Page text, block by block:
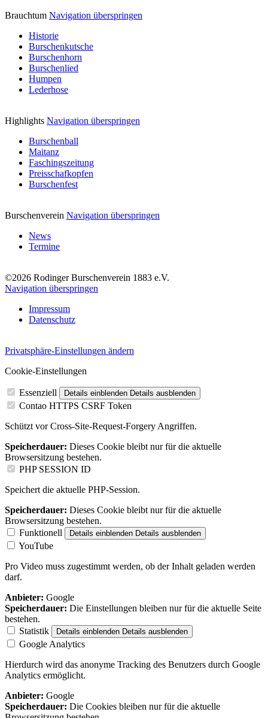
Brauchtum Navigation überspringen
Historie
Burschenkutsche
Burschenhorn
Burschenlied
Humpen
Lederhose
Highlights Navigation überspringen
Burschenball
Maitanz
Faschingszeitung
Preisschafkopfen
Burschenfest
Burschenverein Navigation überspringen
News
Termine
©2026 Rodinger Burschenverein 1883 e.V.
Navigation überspringen
Impressum
Datenschutz
Privatsphäre-Einstellungen ändern
Cookie-Einstellungen
Essenziell Details einblenden Details ausblenden
Contao HTTPS CSRF Token
Schützt vor Cross-Site-Request-Forgery Angriffen.
Speicherdauer: Dieses Cookie bleibt nur für die aktuelle
Browsersitzung bestehen.
PHP SESSION ID
Speichert die aktuelle PHP-Session.
Speicherdauer: Dieses Cookie bleibt nur für die aktuelle
Browsersitzung bestehen.
Funktionell
Details einblenden Details ausblenden
YouTube
Pro Video muss zugestimmt werden, ob der Inhalt geladen werden
darf.
Anbieter: Google
Speicherdauer: Die Einstellungen bleiben nur für die aktuelle Seite
bestehen.
Statistik
Details einblenden Details ausblenden
Google Analytics
Hierdurch wird das anonyme Tracking des Benutzers durch Google
Analytics ermöglicht.
Anbieter: Google
Speicherdauer: Die Cookies bleiben nur für die aktuelle